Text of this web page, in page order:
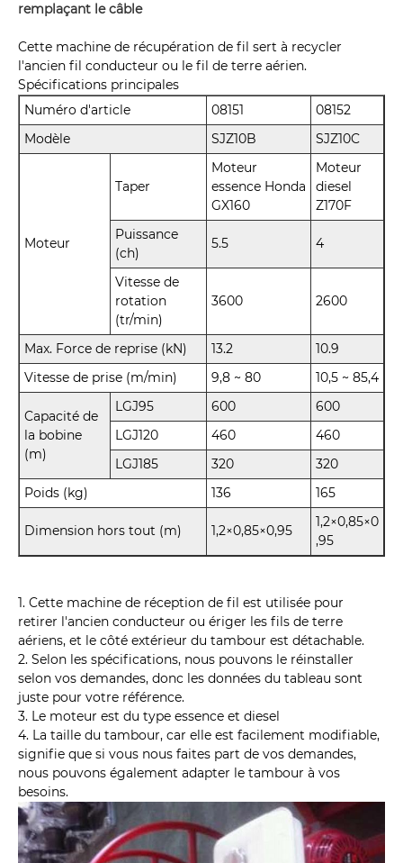
remplaçant le câble
Cette machine de récupération de fil sert à recycler
l'ancien fil conducteur ou le fil de terre aérien.
Spécifications principales
Numéro d'article
08151
08152
Modèle
SJZ10B SJZ10C
Moteur
Taper
Moteur
essence Honda
GX160
Moteur
diesel
Z170F
Puissance
(ch)
5.5 4
Vitesse de
rotation
(tr/min)
3600 2600
Max. Force de reprise (kN) 13.2
10.9
Vitesse de prise (m/min)
9,8 ~ 80 10,5 ~ 85,4
Capacité de
la bobine
(m)
LGJ95 600
600
LGJ120
460
460
LGJ185
320
320
Poids (kg)
136 165
Dimension hors tout (m) 1,2×0,85×0,95
1,2×0,85×0
,95
1. Cette machine de réception de fil est utilisée pour
retirer l'ancien conducteur ou ériger les fils de terre
aériens, et le côté extérieur du tambour est détachable.
2. Selon les spécifications, nous pouvons le réinstaller
selon vos demandes, donc les données du tableau sont
juste pour votre référence.
3. Le moteur est du type essence et diesel
4. La taille du tambour, car elle est facilement modifiable,
signifie que si vous nous faites part de vos demandes,
nous pouvons également adapter le tambour à vos
besoins.